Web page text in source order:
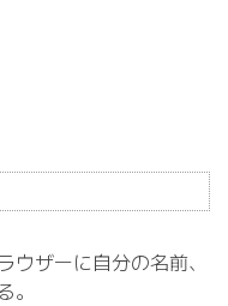
ザーに自分の名前、